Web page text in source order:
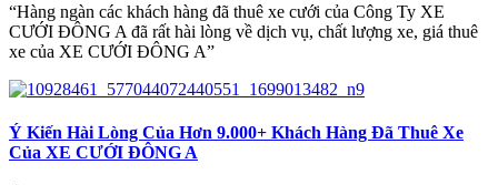
“Hàng ngàn các khách hàng đã thuê xe cưới của Công Ty XE
CƯỚI ĐÔNG A đã rất hài lòng về dịch vụ, chất lượng xe, giá thuê
xe của XE CƯỚI ĐÔNG A”
Ý Kiến Hài Lòng Của Hơn 9.000+ Khách Hàng Đã Thuê Xe
Của XE CƯỚI ĐÔNG A